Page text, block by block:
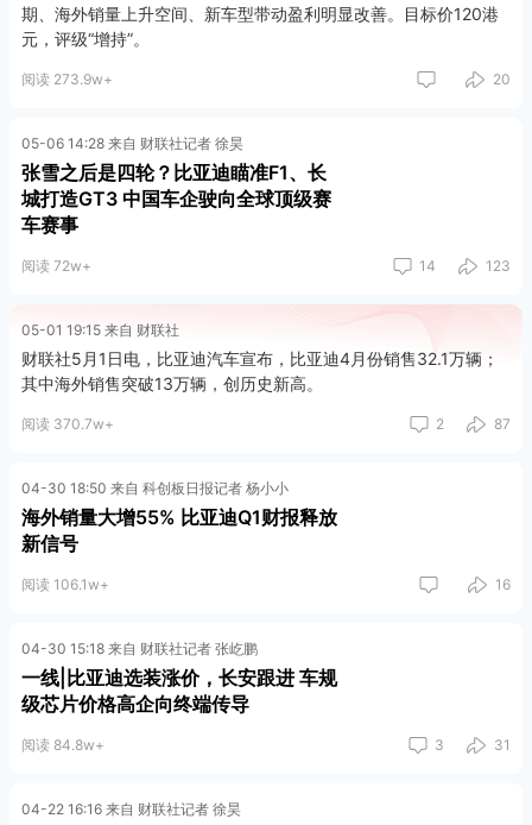
期、海外销量上升空间、新车型带动盈利明显改善。目标价120港
元，评级“增持”。
阅读 273.9w+ 20
05-06 14:28 来自 财联社记者 徐昊
张雪之后是四轮？比亚迪瞄准F1、长
城打造GT3 中国车企驶向全球顶级赛
车赛事
阅读 72w+ 14 123
05-01 19:15 来自 财联社
财联社5月1日电，比亚迪汽车宣布，比亚迪4月份销售32.1万辆；
其中海外销售突破13万辆，创历史新高。
阅读 370.7w+ 2 87
04-30 18:50 来自 科创板日报记者 杨小小
海外销量大增55% 比亚迪Q1财报释放
新信号
阅读 106.1w+ 16
04-30 15:18 来自 财联社记者 张屹鹏
一线|比亚迪选装涨价，长安跟进 车规
级芯片价格高企向终端传导
阅读 84.8w+ 3 31
04-22 16:16 来自 财联社记者 徐昊